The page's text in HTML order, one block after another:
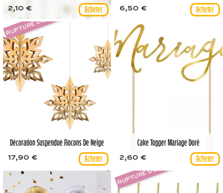
2,10 € 6,50 €
Décoration Suspendue Flocons De Neige
17,90 €
RUPTURE DE STOCK
Cake Topper Mariage Doré
2,60 €
RUPTURE DE STOCK